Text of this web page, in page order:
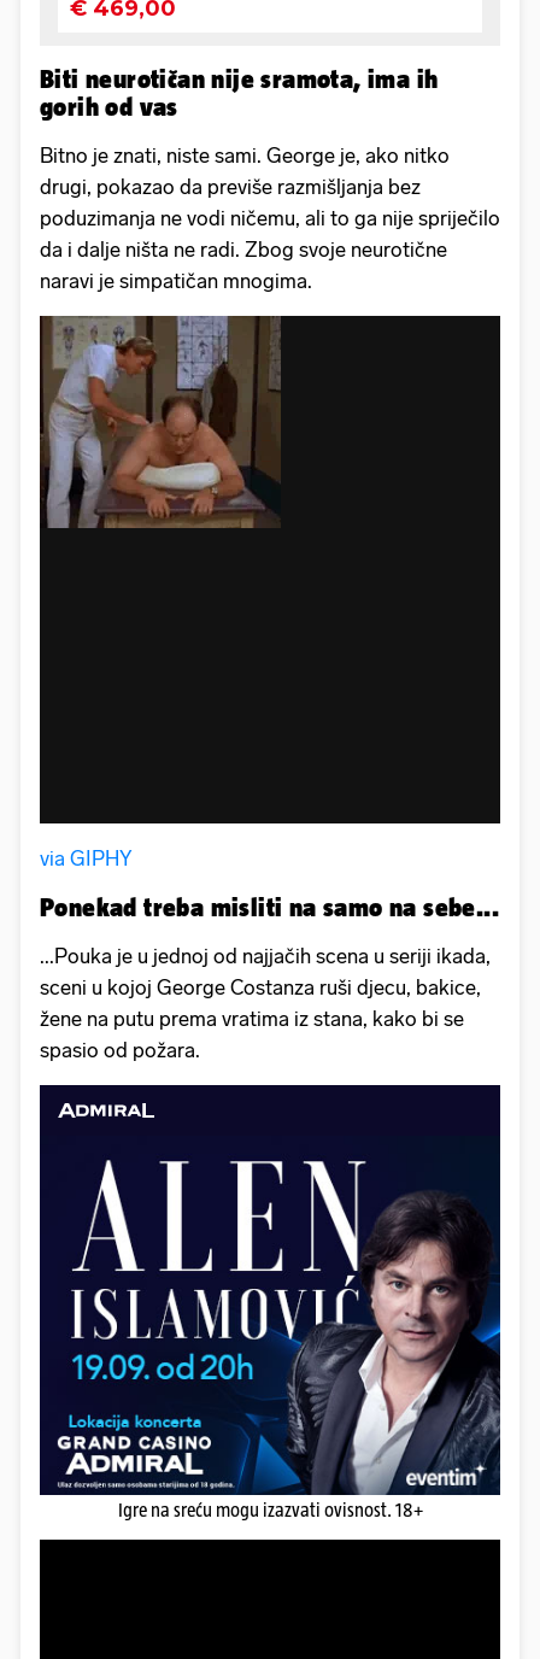
Biti neurotičan nije sramota, ima ih
gorih od vas
Bitno je znati, niste sami. George je, ako nitko
drugi, pokazao da previše razmišljanja bez
poduzimanja ne vodi ničemu, ali to ga nije spriječilo
da i dalje ništa ne radi. Zbog svoje neurotične
naravi je simpatičan mnogima.
via GIPHY
Ponekad treba misliti na samo na sebe...
...Pouka je u jednoj od najjačih scena u seriji ikada,
sceni u kojoj George Costanza ruši djecu, bakice,
žene na putu prema vratima iz stana, kako bi se
spasio od požara.
Igre na sreću mogu izazvati ovisnost. 18+